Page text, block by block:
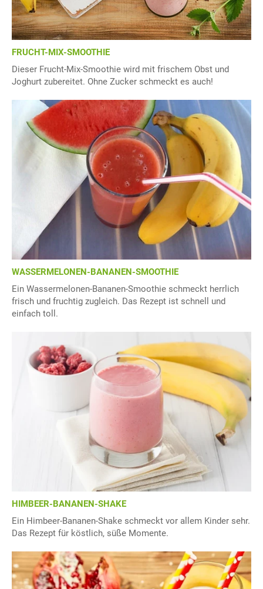
FRUCHT-MIX-SMOOTHIE
Dieser Frucht-Mix-Smoothie wird mit frischem Obst und
Joghurt zubereitet. Ohne Zucker schmeckt es auch!
WASSERMELONEN-BANANEN-SMOOTHIE
Ein Wassermelonen-Bananen-Smoothie schmeckt herrlich
frisch und fruchtig zugleich. Das Rezept ist schnell und
einfach toll.
HIMBEER-BANANEN-SHAKE
Ein Himbeer-Bananen-Shake schmeckt vor allem Kinder sehr.
Das Rezept für köstlich, süße Momente.